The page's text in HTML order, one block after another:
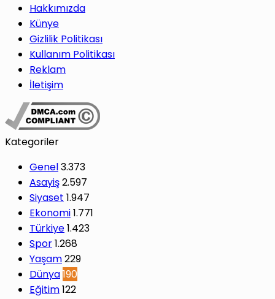
Hakkımızda
Künye
Gizlilik Politikası
Kullanım Politikası
Reklam
İletişim
Kategoriler
Genel3.373
Asayiş2.597
Siyaset 1.947
Ekonomi1.771
Türkiye1.423
Spor1.268
Yaşam229
Dünya190
Eğitim122